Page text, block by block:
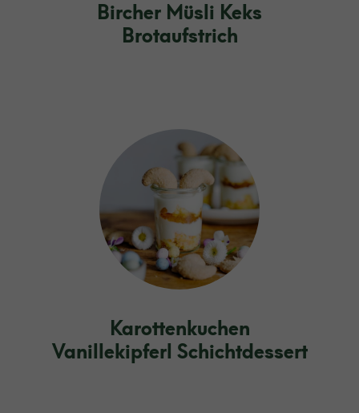
Bircher Müsli Keks
Brotaufstrich
Karottenkuchen
Vanillekipferl Schichtdessert